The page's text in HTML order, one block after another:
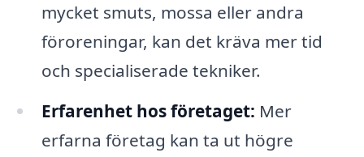
mycket smuts, mossa eller andra
föroreningar, kan det kräva mer tid
och specialiserade tekniker.
Erfarenhet hos företaget: Mer
erfarna företag kan ta ut högre